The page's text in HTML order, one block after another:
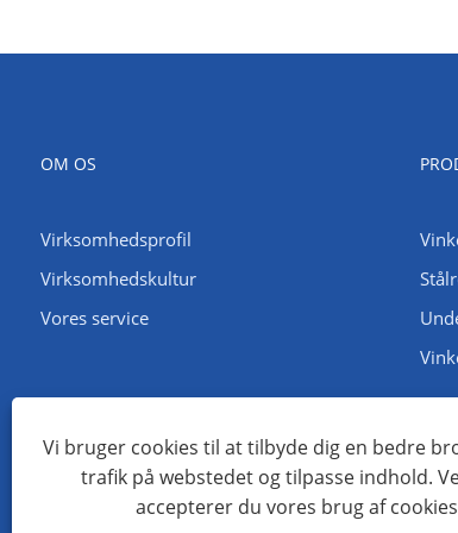
OM OS
Virksomhedsprofil
Virksomhedskultur
Vores service
Copyright © 2022 Qingdao Maotong Power
Vi bruger cookies til at tilbyde dig en bedre
trafik på webstedet og tilpasse indhold.
accepterer du vores brug af